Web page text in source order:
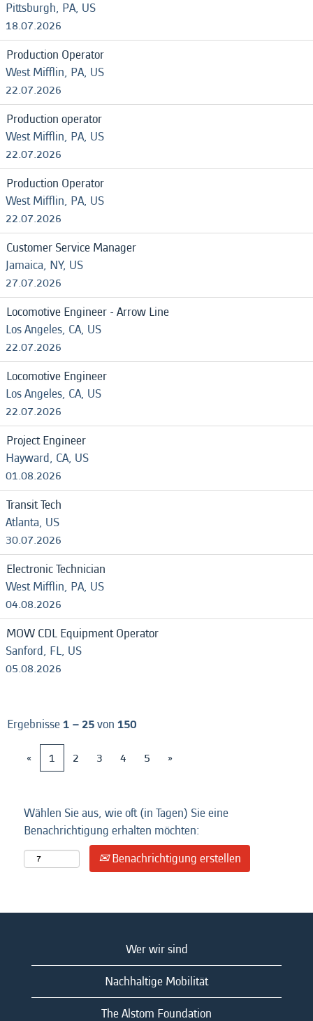
Pittsburgh, PA, US
18.07.2026
Production Operator
West Mifflin, PA, US
22.07.2026
Production operator
West Mifflin, PA, US
22.07.2026
Production Operator
West Mifflin, PA, US
22.07.2026
Customer Service Manager
Jamaica, NY, US
27.07.2026
Locomotive Engineer - Arrow Line
Los Angeles, CA, US
22.07.2026
Locomotive Engineer
Los Angeles, CA, US
22.07.2026
Project Engineer
Hayward, CA, US
01.08.2026
Transit Tech
Atlanta, US
30.07.2026
Electronic Technician
West Mifflin, PA, US
04.08.2026
MOW CDL Equipment Operator
Sanford, FL, US
05.08.2026
Ergebnisse1 – 25von 150
«
1 2 3 4 5 »
Wählen Sie aus, wie oft (in Tagen) Sie eine
Benachrichtigung erhalten möchten:
Benachrichtigung erstellen
Wer wir sind
Nachhaltige Mobilität
The Alstom Foundation